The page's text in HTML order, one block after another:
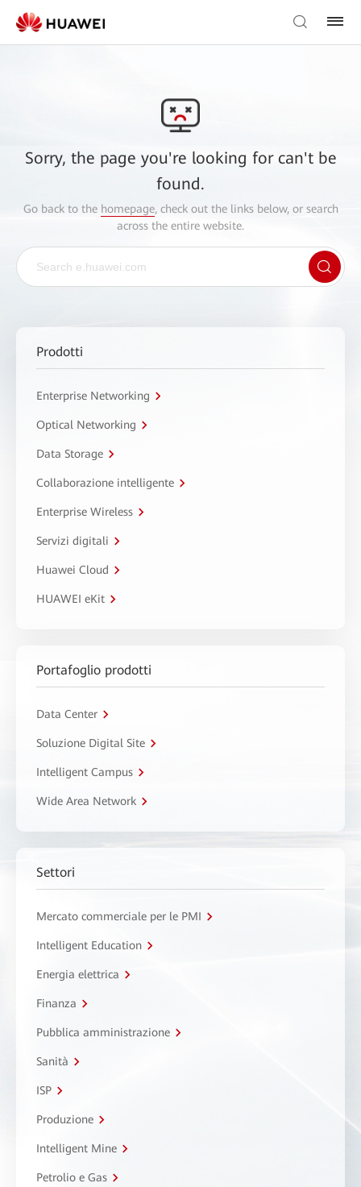
Sorry, the page you're looking for can't be
found.
Go back to the homepage, check out the links below, or search
across the entire website.
Prodotti
Enterprise Networking
Optical Networking
Data Storage
Collaborazione intelligente
Enterprise Wireless
Servizi digitali
Huawei Cloud
HUAWEI eKit
Portafoglio prodotti
Data Center
Soluzione Digital Site
Intelligent Campus
Wide Area Network
Settori
Mercato commerciale per le PMI
Intelligent Education
Energia elettrica
Finanza
Pubblica amministrazione
Sanità
ISP
Produzione
Intelligent Mine
Petrolio e Gas